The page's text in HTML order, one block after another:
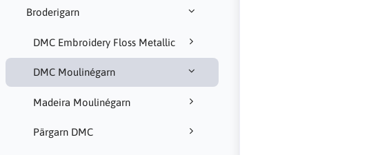
Broderigarn
DMC Embroidery Floss Metallic
DMC Moulinégarn
Madeira Moulinégarn
Pärgarn DMC